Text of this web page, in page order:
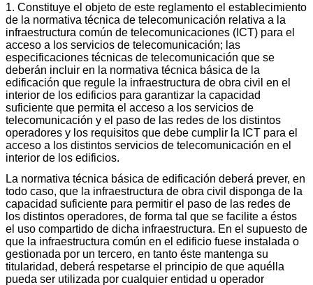
1. Constituye el objeto de este reglamento el establecimiento
de la normativa técnica de telecomunicación relativa a la
infraestructura común de telecomunicaciones (ICT) para el
acceso a los servicios de telecomunicación; las
especificaciones técnicas de telecomunicación que se
deberán incluir en la normativa técnica básica de la
edificación que regule la infraestructura de obra civil en el
interior de los edificios para garantizar la capacidad
suficiente que permita el acceso a los servicios de
telecomunicación y el paso de las redes de los distintos
operadores y los requisitos que debe cumplir la ICT para el
acceso a los distintos servicios de telecomunicación en el
interior de los edificios.
La normativa técnica básica de edificación deberá prever, en
todo caso, que la infraestructura de obra civil disponga de la
capacidad suficiente para permitir el paso de las redes de
los distintos operadores, de forma tal que se facilite a éstos
el uso compartido de dicha infraestructura. En el supuesto de
que la infraestructura común en el edificio fuese instalada o
gestionada por un tercero, en tanto éste mantenga su
titularidad, deberá respetarse el principio de que aquélla
pueda ser utilizada por cualquier entidad u operador